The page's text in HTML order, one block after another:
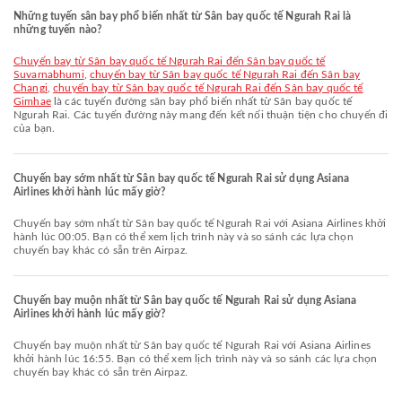
Những tuyến sân bay phổ biến nhất từ Sân bay quốc tế Ngurah Rai là
những tuyến nào?
chuyến bay từ Sân bay quốc tế Ngurah Rai đến Sân bay quốc tế
Suvarnabhumi chuyến bay từ Sân bay quốc tế Ngurah Rai đến Sân bay
Changi ,chuyến bay từ Sân bay quốc tế Ngurah Rai đến Sân bay quốc tế
Gimhaelà các tuyến đường sân bay phổ biến nhất từ Sân bay quốc tế
Ngurah Rai. Các tuyến đường này mang đến kết nối thuận tiện cho chuyến đi
của bạn.
Chuyến bay sớm nhất từ Sân bay quốc tế Ngurah Rai sử dụng Asiana
Airlines khởi hành lúc mấy giờ?
Chuyến bay sớm nhất từ Sân bay quốc tế Ngurah Rai với Asiana Airlines khởi
hành lúc 00:05. Bạn có thể xem lịch trình này và so sánh các lựa chọn
chuyến bay khác có sẵn trên Airpaz.
Chuyến bay muộn nhất từ Sân bay quốc tế Ngurah Rai sử dụng Asiana
Airlines khởi hành lúc mấy giờ?
Chuyến bay muộn nhất từ Sân bay quốc tế Ngurah Rai với Asiana Airlines
khởi hành lúc 16:55. Bạn có thể xem lịch trình này và so sánh các lựa chọn
chuyến bay khác có sẵn trên Airpaz.